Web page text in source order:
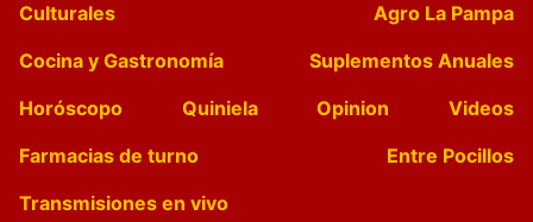
Culturales
Agro La Pampa
Cocina y Gastronomía
Suplementos Anuales
Horóscopo
Quiniela Opinion
Videos
Farmacias de turno
Entre Pocillos
Transmisiones en vivo